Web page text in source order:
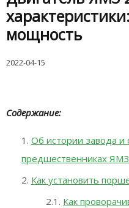
мощность
2022-04-15
Содержание:
Об истории завода и
предшественниках
Как установить
Как